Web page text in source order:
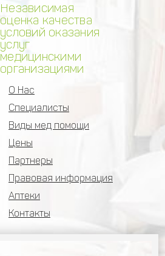
Независимая
оценка качества
условий оказания
услуг
медицинскими
организациями
О Нас
Специалисты
Виды мед помощи
Цены
Партнеры
Правовая информация
Аптеки
Контакты